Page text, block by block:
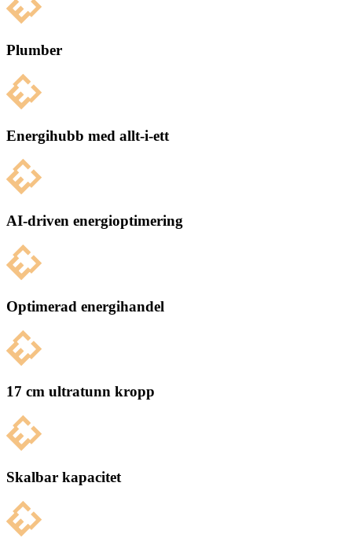
Plumber
Energihubb med allt-i-ett
AI-driven energioptimering
Optimerad energihandel
17 cm ultratunn kropp
Skalbar kapacitet